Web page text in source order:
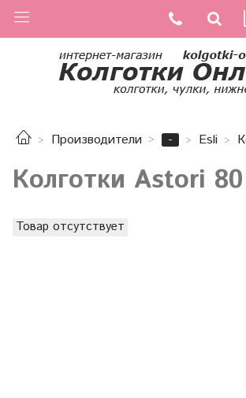
Производители - Esli
Колготки Astori
Товар отсутствует